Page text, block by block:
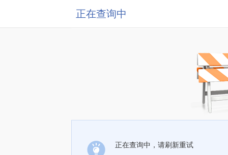
正在查询中
正在查询中，请刷新重试